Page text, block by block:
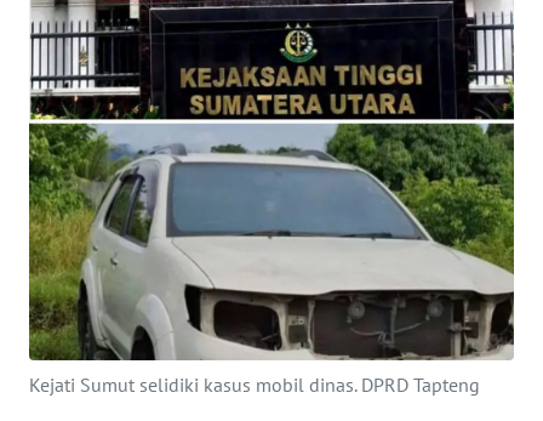
Kejati Sumut selidiki kasus mobil dinas. DPRD Tapteng
PERISTIWA
Informasi
INDEKS
BERITA
KONTAK
KAMI
INFO
IKLAN